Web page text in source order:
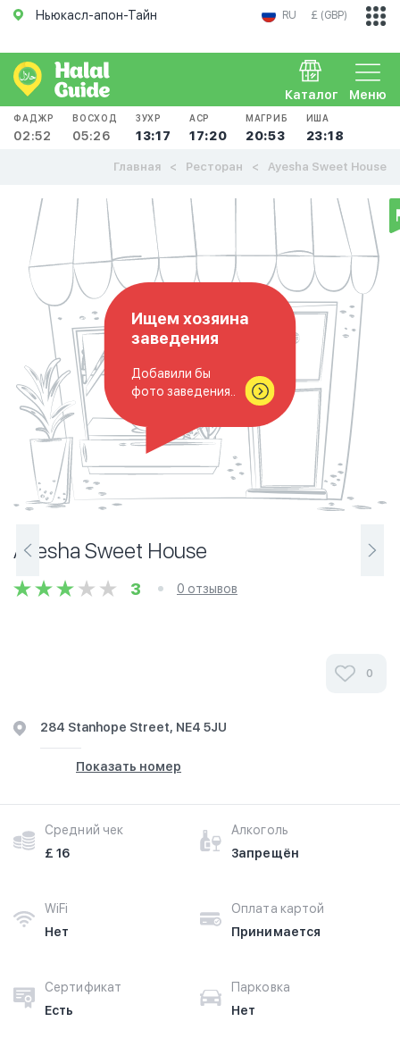
Ньюкасл-апон-Тайн RU £ (GBP)
Меню
Каталог
ФАДЖР
02:52
ВОСХОД
05:26
ЗУХР
13:17
АСР
17:20
МАГРИБ
20:53
ИША
23:18
Главная Ресторан Ayesha Sweet House
Ищем хозяина
заведения
Добавили бы
фото заведения..
Ayesha Sweet House
3 0 отзывов
0
284 Stanhope Street, NE4 5JU
Показать номер
Средний чек
£ 16
Алкоголь
Запрещён
WiFi
Нет
Оплата картой
Принимается
Сертификат
Есть
Парковка
Нет